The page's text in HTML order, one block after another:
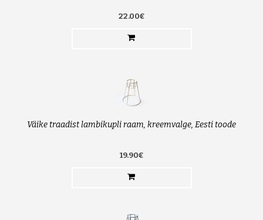
22.00€
Väike traadist lambikupli raam, kreemvalge, Eesti toode
19.90€